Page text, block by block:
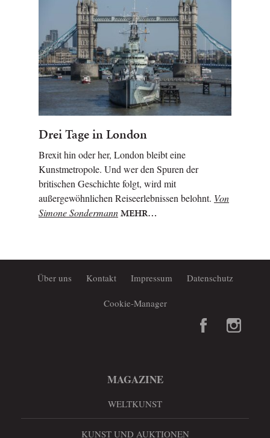
Drei Tage in London
Brexit hin oder her, London bleibt eine
Kunstmetropole. Und wer den Spuren der
britischen Geschichte folgt, wird mit
außergewöhnlichen Reiseerlebnissen belohnt. Von
Simone SondermannMEHR…
Über uns Kontakt Impressum Datenschutz
Cookie-Manager
MAGAZINE
WELTKUNST
KUNST UND AUKTIONEN